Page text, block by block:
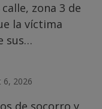
zona 3 de
la víctima
sus…
6, 2026